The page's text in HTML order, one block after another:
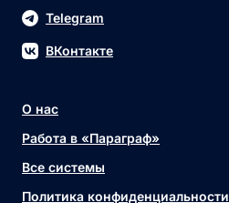
Telegram
ВКонтакте
О нас
Работа в «Параграф»
Все системы
Политика конфиденциальности